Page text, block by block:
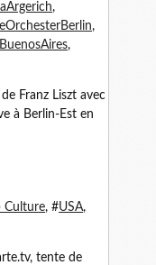
,
,
BuenosAires,
Franz Liszt avec
à Berlin-Est en
Culture, #USA,
tente de